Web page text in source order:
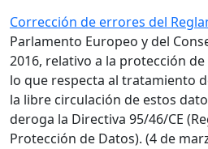
Corrección de errores del
Parlamento Europeo y del
2016, relativo a la protección
lo que respecta al tratamiento
la libre circulación de estos
deroga la Directiva 95/46/CE
Protección de Datos). (4 de